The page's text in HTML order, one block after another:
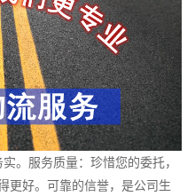
。服务质量：珍惜您的委托，
更好。可靠的信誉，是公司生